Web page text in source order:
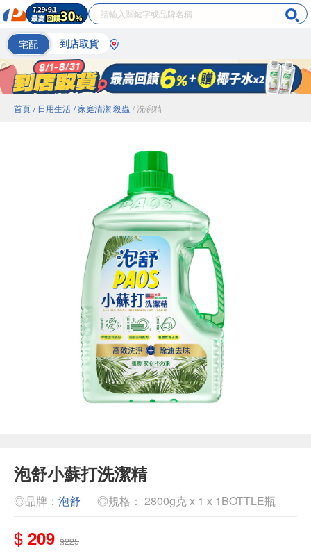
宅配 到店取貨
首頁 / 日用生活 / 家庭清潔 殺蟲 / 洗碗精
泡舒小蘇打洗潔精
◎品牌： 泡舒 ◎規格： 2800g克 x 1 x 1BOTTLE瓶
$ 209 $225